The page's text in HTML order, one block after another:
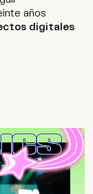
años
digitales